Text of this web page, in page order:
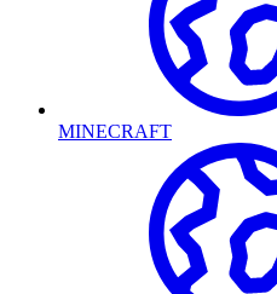
MINECRAFT